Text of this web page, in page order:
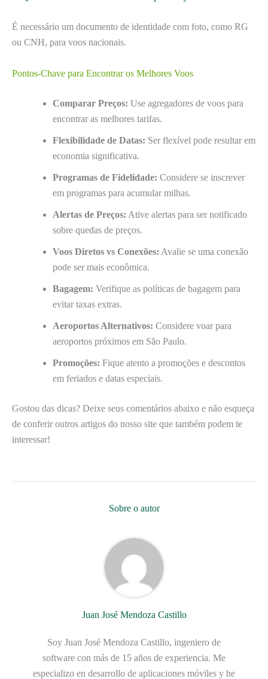
É necessário um documento de identidade com foto, como RG
ou CNH, para voos nacionais.
Pontos-Chave para Encontrar os Melhores Voos
Comparar Preços: Use agregadores de voos para
encontrar as melhores tarifas.
Flexibilidade de Datas: Ser flexível pode resultar em
economia significativa.
Programas de Fidelidade: Considere se inscrever
em programas para acumular milhas.
Alertas de Preços: Ative alertas para ser notificado
sobre quedas de preços.
Voos Diretos vs Conexões: Avalie se uma conexão
pode ser mais econômica.
Bagagem: Verifique as políticas de bagagem para
evitar taxas extras.
Aeroportos Alternativos: Considere voar para
aeroportos próximos em São Paulo.
Promoções: Fique atento a promoções e descontos
em feriados e datas especiais.
Gostou das dicas? Deixe seus comentários abaixo e não esqueça
de conferir outros artigos do nosso site que também podem te
interessar!
Sobre o autor
Juan José Mendoza Castillo
Soy Juan José Mendoza Castillo, ingeniero de
software con más de 15 años de experiencia. Me
especializo en desarrollo de aplicaciones móviles y he